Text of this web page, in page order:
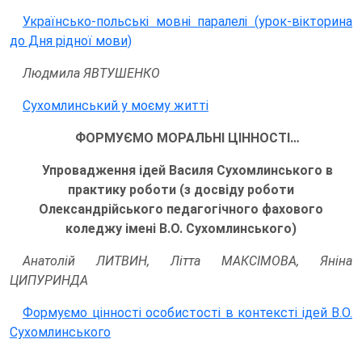
Українсько-польські мовні паралелі (урок-вікторина
до Дня рідної мови)
Людмила ЯВТУШЕНКО
Сухомлинський у моєму житті
ФОРМУЄМО МОРАЛЬНІ ЦІННОСТІ…
Упровадження ідей Василя Сухомлинського в
практику роботи (з досвіду роботи
Олександрійського педагогічного фахового
коледжу імені В.О. Сухомлинського)
Анатолій ЛИТВИН, Літта МАКСІМОВА, Яніна
ЦИПУРИНДА
Формуємо цінності особистості в контексті ідей В.О.
Сухомлинського